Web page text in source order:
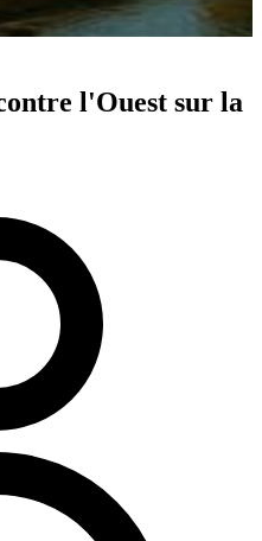
l'Ouest sur la